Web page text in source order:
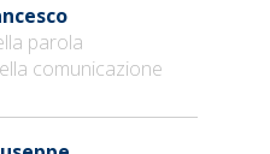
parola
comunicazione